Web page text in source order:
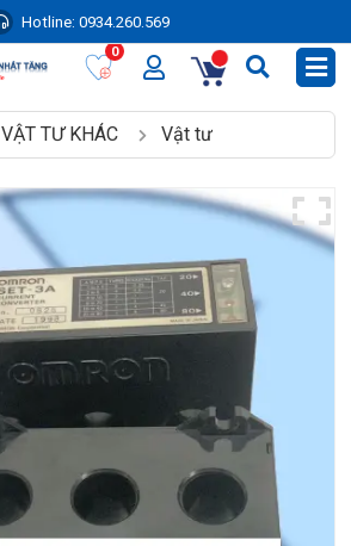
Hotline: 0934.260.569
0
VẬT TƯ KHÁC Vật tư